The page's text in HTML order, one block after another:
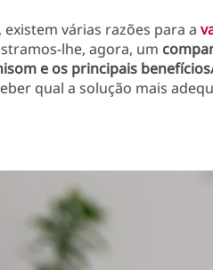
várias razões para a
lhe, agora, um
e os principais
qual a solução mais